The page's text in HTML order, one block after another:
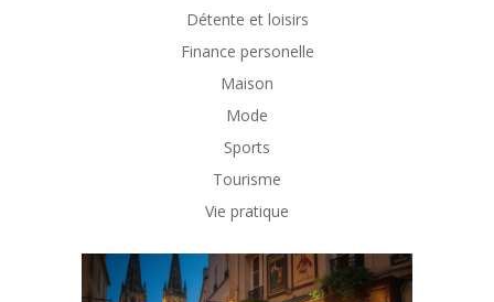
Détente et loisirs
Finance personelle
Maison
Mode
Sports
Tourisme
Vie pratique